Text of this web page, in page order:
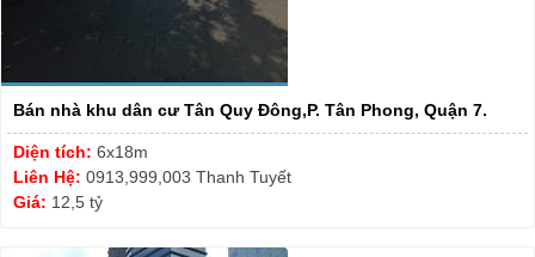
Bán nhà khu dân cư Tân Quy Đông,P. Tân Phong, Quận 7.
Diện tích: 6x18m
Liên Hệ: 0913,999,003 Thanh Tuyết
Giá: 12,5 tỷ